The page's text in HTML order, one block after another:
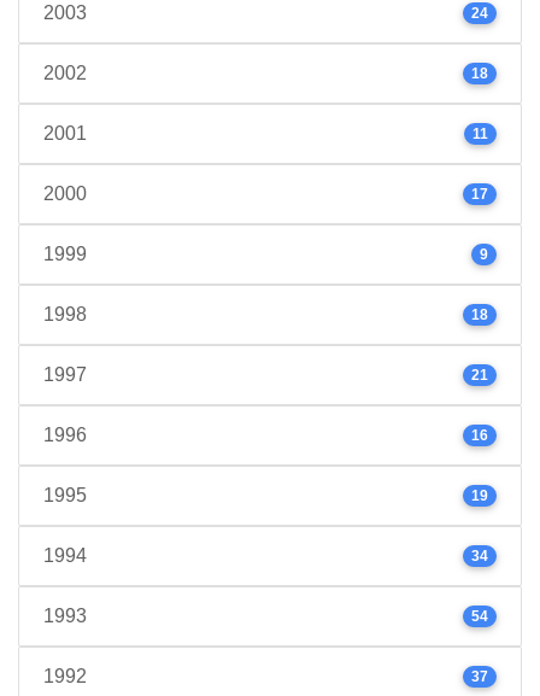
2003 24
2002 18
2001 11
2000 17
1999 9
1998 18
1997 21
1996 16
1995 19
1994 34
1993 54
1992 37